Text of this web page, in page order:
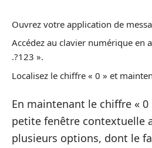
Ouvrez votre application de
Accédez au clavier numérique en
.?123 ».
Localisez le chiffre « 0 » et
En maintenant le chiffre « 0
petite fenêtre contextuelle
plusieurs options, dont le